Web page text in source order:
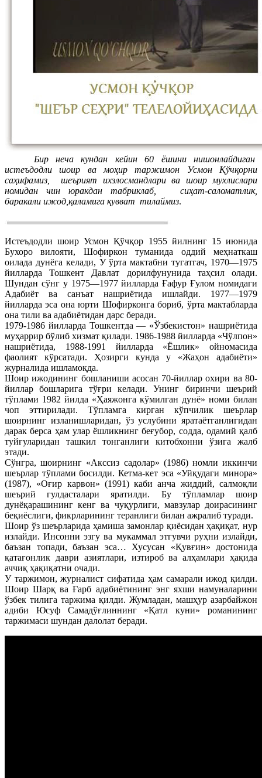
Бир неча кундан кейин 60 ёшини нишонлайдиган
истеъдодли шоир ва моҳир таржимон Усмон Қўчқорни
саҳифамиз, шеърият ихзлосмандлари ва шоир мухлислари
номидан чин юракдан табриклаб, сиҳат-саломатлик,
баракали ижод,қаламига қувват тилаймиз.
Истеъдодли шоир Усмон Қўчқор 1955 йилнинг 15 июнида
Бухоро вилояти, Шофиркон туманида оддий меҳнаткаш
оилада дунёга келади, У ўрта мактабни тугатгач, 1970—1975
йилларда Тошкент Давлат дорилфунунида таҳсил олади.
Шундан сўнг у 1975—1977 йилларда Ғафур Ғулом номидаги
Адабиёт ва санъат нашриётида ишлайди. 1977—1979
йилларда эса она юрти Шофирконга бориб, ўрта мактабларда
она тили ва адабиётидан дарс беради.
1979-1986 йилларда Тошкентда — «Ўзбекистон» нашриётида
муҳаррир бўлиб хизмат қилади. 1986-1988 йилларда «Чўлпон»
нашриётида, 1988-1991 йилларда «Ёшлик» ойномасида
фаолият кўрсатади. Ҳозирги кунда у «Жаҳон адабиёти»
журналида ишламоқда.
Шоир ижодининг бошланиши асосан 70-йиллар охири ва 80-
йиллар бошларига тўғри келади. Унинг биринчи шеърий
тўплами 1982 йилда «Ҳаяжонга кўмилган дунё» номи билан
чоп эттирилади. Тўпламга кирган кўпчилик шеърлар
шоирнинг изланишларидан, ўз услубини яратаётганлигидан
дарак берса ҳам улар ёшликнинг беғубор, содда, одамий қалб
туйғуларидан ташкил тонганлиги китобхонни ўзига жалб
этади.
Сўнгра, шоирнинг «Акссиз садолар» (1986) номли иккинчи
шеърлар тўплами босилди. Кетма-кет эса «Уйқудаги минора»
(1987), «Оғир карвон» (1991) каби анча жиддий, салмоқли
шеърий гулдасталари яратилди. Бу тўпламлар шоир
дунёқарашининг кенг ва чуқурлиги, мавзулар доирасининг
беқиёслиги, фикрларининг теранлиги билан ажралиб туради.
Шоир ўз шеърларида ҳамиша замонлар қиёсидан ҳақиқат, нур
излайди. Инсонни эзгу ва мукаммал этгувчи руҳни излайди,
баъзан топади, баъзан эса… Хусусан «Қувғин» достонида
қатағонлик даври азиятлари, изтироб ва алҳамлари ҳақида
аччиқ ҳақиқатни очади.
У таржимон, журналист сифатида ҳам самарали ижод қилди.
Шоир Шарқ ва Ғарб адабиётининг энг яхши намуналарини
ўзбек тилига таржима қилди. Жумладан, машҳур азарбайжон
адиби Юсуф Самадўғлиннинг «Қатл куни» романининг
таржимаси шундан далолат беради.